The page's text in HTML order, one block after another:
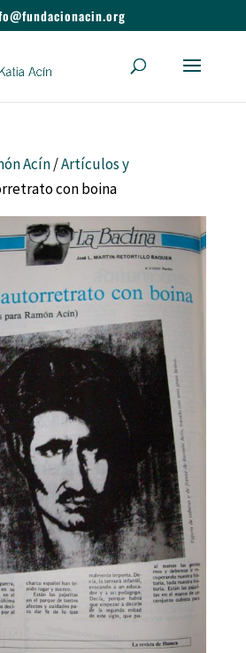
Acín/Artículos y
con boina